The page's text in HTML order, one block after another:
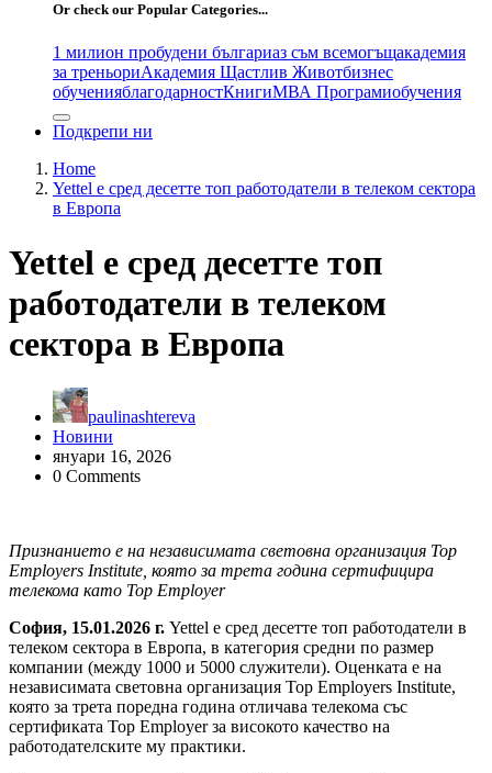
Or check our Popular Categories...
1 милион пробудени българиаз съм всемогъщакадемия
за треньориАкадемия Щастлив Животбизнес
обученияблагодарностКнигиМВА Програмиобучения
Подкрепи ни
Home
Yettel е сред десетте топ работодатели в телеком сектора
в Европа
Yettel е сред десетте топ
работодатели в телеком
сектора в Европа
paulinashtereva
Новини
януари 16, 2026
0 Comments
Признанието е на независимата световна организация Top
Employers Institute , коятоза трета година сертифицира
телекома като Top Employer
София, 15.01.2026 г. Yettel е сред десетте топ работодатели в
телеком сектора в Европа, в категория средни по размер
компании (между 1000 и 5000 служители). Оценката е на
независимата световна организация Top Employers Institute,
която за трета поредна година отличава телекома със
сертификата Top Employer за високото качество на
работодателските му практики.